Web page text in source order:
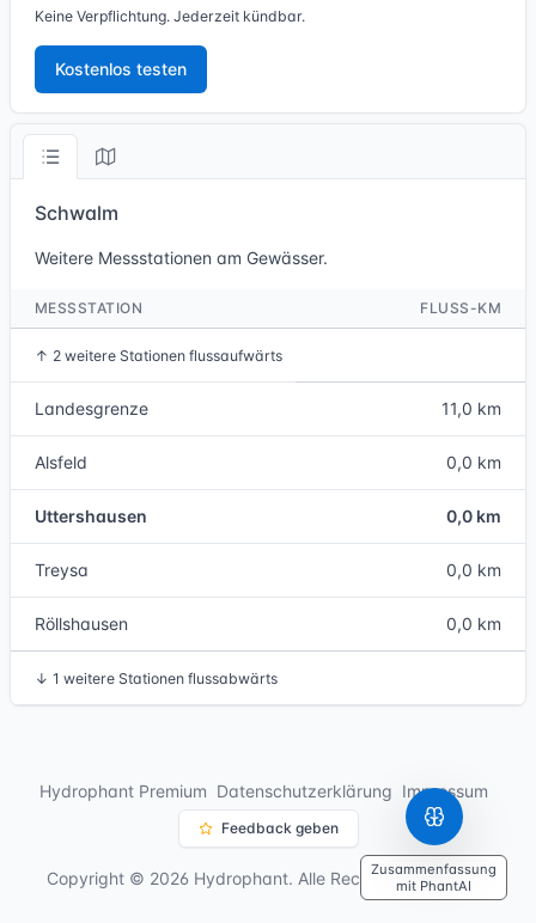
Keine Verpflichtung. Jederzeit kündbar.
Kostenlos testen
Schwalm
Weitere Messstationen am Gewässer.
MESSSTATION FLUSS-KM
↑ 2 weitere Stationen flussaufwärts
Landesgrenze 11,0 km
Alsfeld 0,0 km
Uttershausen 0,0 km
Treysa 0,0 km
Röllshausen 0,0 km
↓ 1 weitere Stationen flussabwärts
Zusammenfassung
mit PhantAI
Hydrophant Premium Datenschutzerklärung Impressum
Feedback geben
Copyright © 2026 Hydrophant. Alle Rechte vorbehalten.